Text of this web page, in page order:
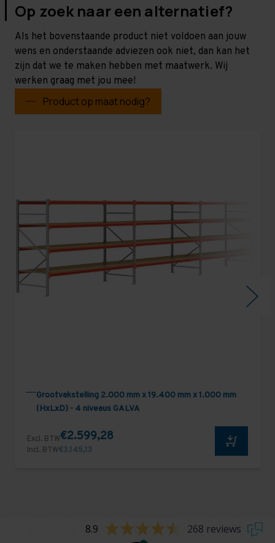
Op zoek naar een alternatief?
Als het bovenstaande product niet voldoen aan jouw
wens en onderstaande adviezen ook niet, dan kan het
zijn dat we te maken hebben met maatwerk. Wij
werken graag met jou mee!
Product op maat nodig?
Grootvakstelling 2.000 mm x 19.400 mm x 1.000 mm
(HxLxD) - 4 niveaus GALVA
Excl. BTW€2.599,28
Incl. BTW€3.145,13
8.9 268 reviews